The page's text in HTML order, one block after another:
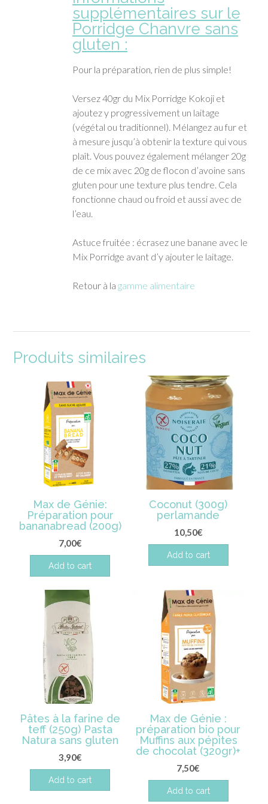
supplémentaires sur le
Porridge Chanvre sans
gluten :
Pour la préparation, rien de plus simple!
Versez 40gr du Mix Porridge Kokoji et
ajoutez y progressivement un laitage
(végétal ou traditionnel). Mélangez au fur et
à mesure jusqu’à obtenir la texture qui vous
plaît. Vous pouvez également mélanger 20g
de ce mix avec 20g de flocon d’avoine sans
gluten pour une texture plus tendre. Cela
fonctionne chaud ou froid et aussi avec de
l’eau.
Astuce fruitée : écrasez une banane avec le
Mix Porridge avant d’y ajouter le laitage.
Retour à la gamme alimentaire
Produits similaires
Max de Génie:
Préparation pour
bananabread (200g)
7,00€
Add to cart
Coconut (300g)
perlamande
10,50€
Add to cart
Pâtes à la farine de
teff (250g) Pasta
Natura sans gluten
3,90€
Add to cart
Max de Génie :
préparation bio pour
Muffins aux pépites
de chocolat (320gr)+
7,50€
Add to cart